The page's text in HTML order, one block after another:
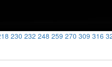
230 232 248 259 270 309 316